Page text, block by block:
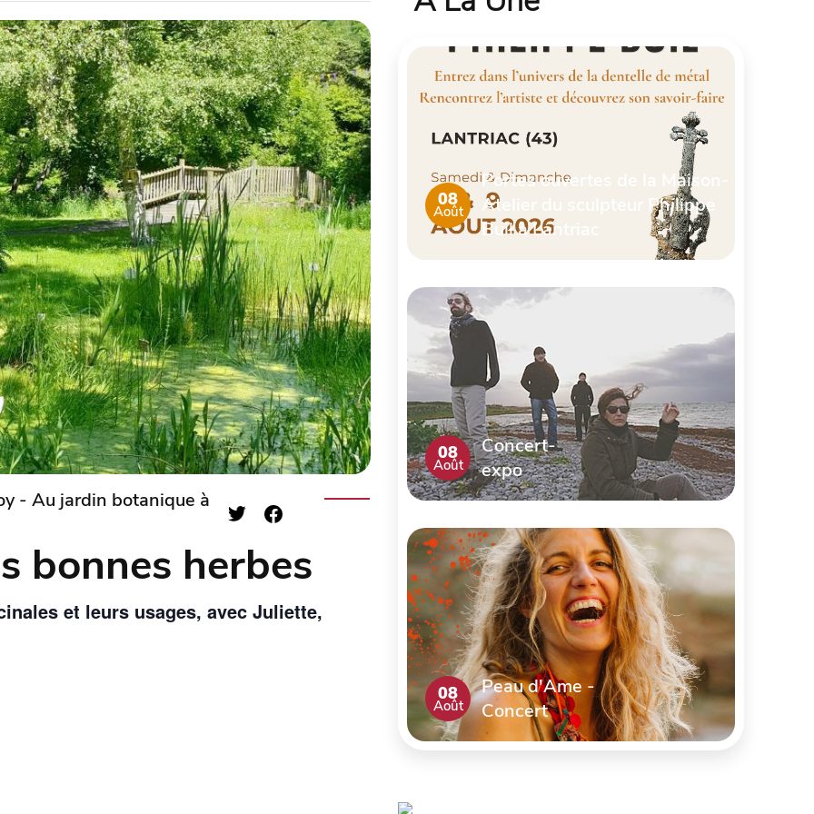
- Au jardin botanique à
bonnes herbes
et leurs usages, avec Juliette,
08
Août
Portes ouvertes de la Maison-
Atelier du sculpteur Philippe
Buil à Lantriac
08
Août
Concert-
expo
08
Août
Peau d'Ame -
Concert